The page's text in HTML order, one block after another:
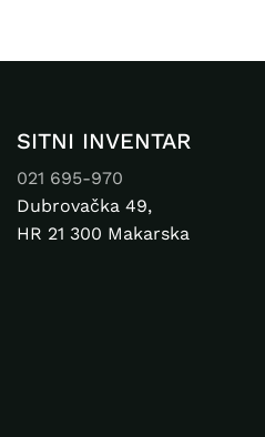
SITNI INVENTAR
021 695-970
Dubrovačka 49,
HR 21 300 Makarska